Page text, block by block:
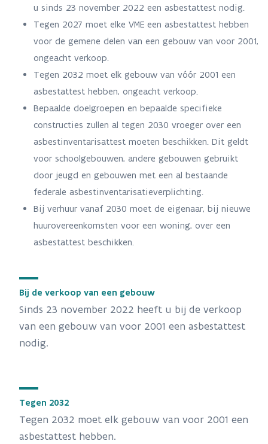
u sinds 23 november 2022 een asbestattest nodig.
Tegen 2027 moet elke VME een asbestattest hebben
voor de gemene delen van een gebouw van voor 2001,
ongeacht verkoop.
Tegen 2032 moet elk gebouw van vóór 2001 een
asbestattest hebben, ongeacht verkoop.
Bepaalde doelgroepen en bepaalde specifieke
constructies zullen al tegen 2030 vroeger over een
asbestinventarisattest moeten beschikken. Dit geldt
voor schoolgebouwen, andere gebouwen gebruikt
door jeugd en gebouwen met een al bestaande
federale asbestinventarisatieverplichting.
Bij verhuur vanaf 2030 moet de eigenaar, bij nieuwe
huurovereenkomsten voor een woning, over een
asbestattest beschikken.
Bij de verkoop van een gebouw
Sinds 23 november 2022 heeft u bij de verkoop
van een gebouw van voor 2001 een asbestattest
nodig.
Tegen 2032
Tegen 2032 moet elk gebouw van voor 2001 een
asbestattest hebben.